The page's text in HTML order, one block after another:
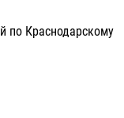
по Краснодарскому